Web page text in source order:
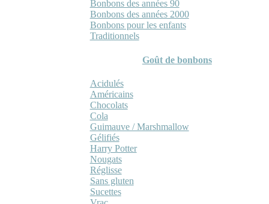
Bonbons des années 90
Bonbons des années 2000
Bonbons pour les enfants
Traditionnels
Goût de bonbons
Acidulés
Américains
Chocolats
Cola
Guimauve / Marshmallow
Gélifiés
Harry Potter
Nougats
Réglisse
Sans gluten
Sucettes